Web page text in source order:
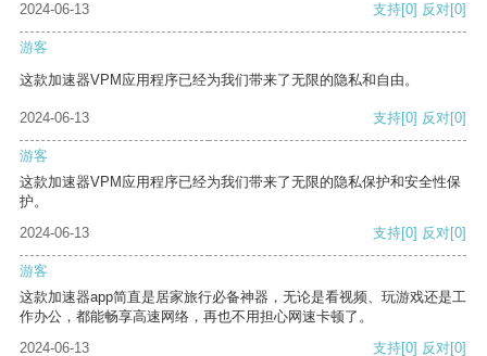
2024-06-13 支持[0] 反对[0]
游客
这款加速器VPM应用程序已经为我们带来了无限的隐私和自由。
2024-06-13 支持[0] 反对[0]
游客
这款加速器VPM应用程序已经为我们带来了无限的隐私保护和安全性保
护。
2024-06-13
支持[0] 反对[0]
游客
这款加速器app简直是居家旅行必备神器，无论是看视频、玩游戏还是工
作办公，都能畅享高速网络，再也不用担心网速卡顿了。
2024-06-13
支持[0] 反对[0]